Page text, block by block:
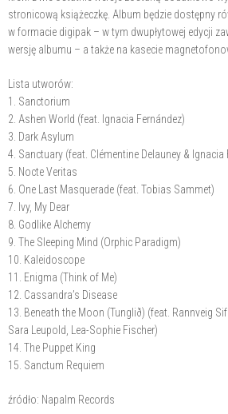
stronicową książeczkę. Album będzie dostępny
w formacie digipak – w tym dwupłytowej edycji
wersję albumu – a także na kasecie
Lista utworów:
1. Sanctorium
2. Ashen World (feat. Ignacia Fernández)
3. ⁠Dark Asylum
4. Sanctuary (feat. Clémentine Delauney & Ignacia
5. Nocte Veritas
6. One Last Masquerade (feat. Tobias Sammet)
7. ⁠Ivy, My Dear
8. Godlike Alchemy
9. The Sleeping Mind (Orphic Paradigm)
10. Kaleidoscope
11. Enigma (Think of Me)
12. Cassandra’s Disease
13. Beneath the Moon (Tunglið) (feat. Rannveig
Sara Leupold, Lea-Sophie Fischer)
14. ⁠The Puppet King
15. ⁠Sanctum Requiem
źródło: Napalm Records